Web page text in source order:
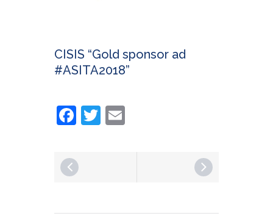
CISIS “Gold sponsor ad
#ASITA2018”
Facebook
Twitter